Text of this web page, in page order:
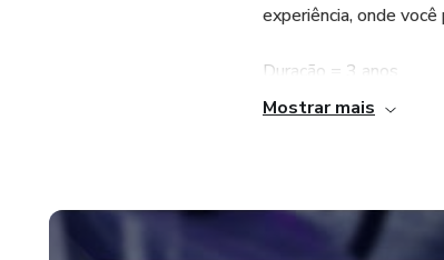
experiência, onde
Duração = 3 anos
1° ano = Teologia
Mostrar mais